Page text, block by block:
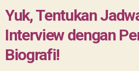
Yuk, Tentukan
Interview dengan
Biografi!